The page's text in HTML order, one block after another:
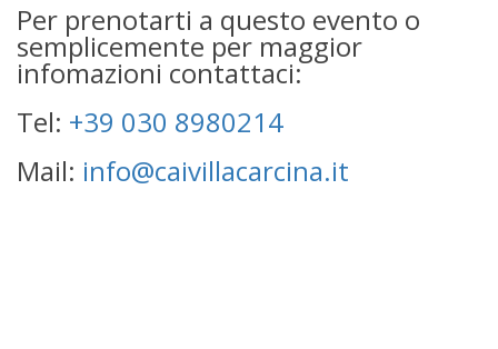
Per prenotarti a questo evento o
semplicemente per maggior
infomazioni contattaci:
Tel: +39 030 8980214
Mail: info@caivillacarcina.it